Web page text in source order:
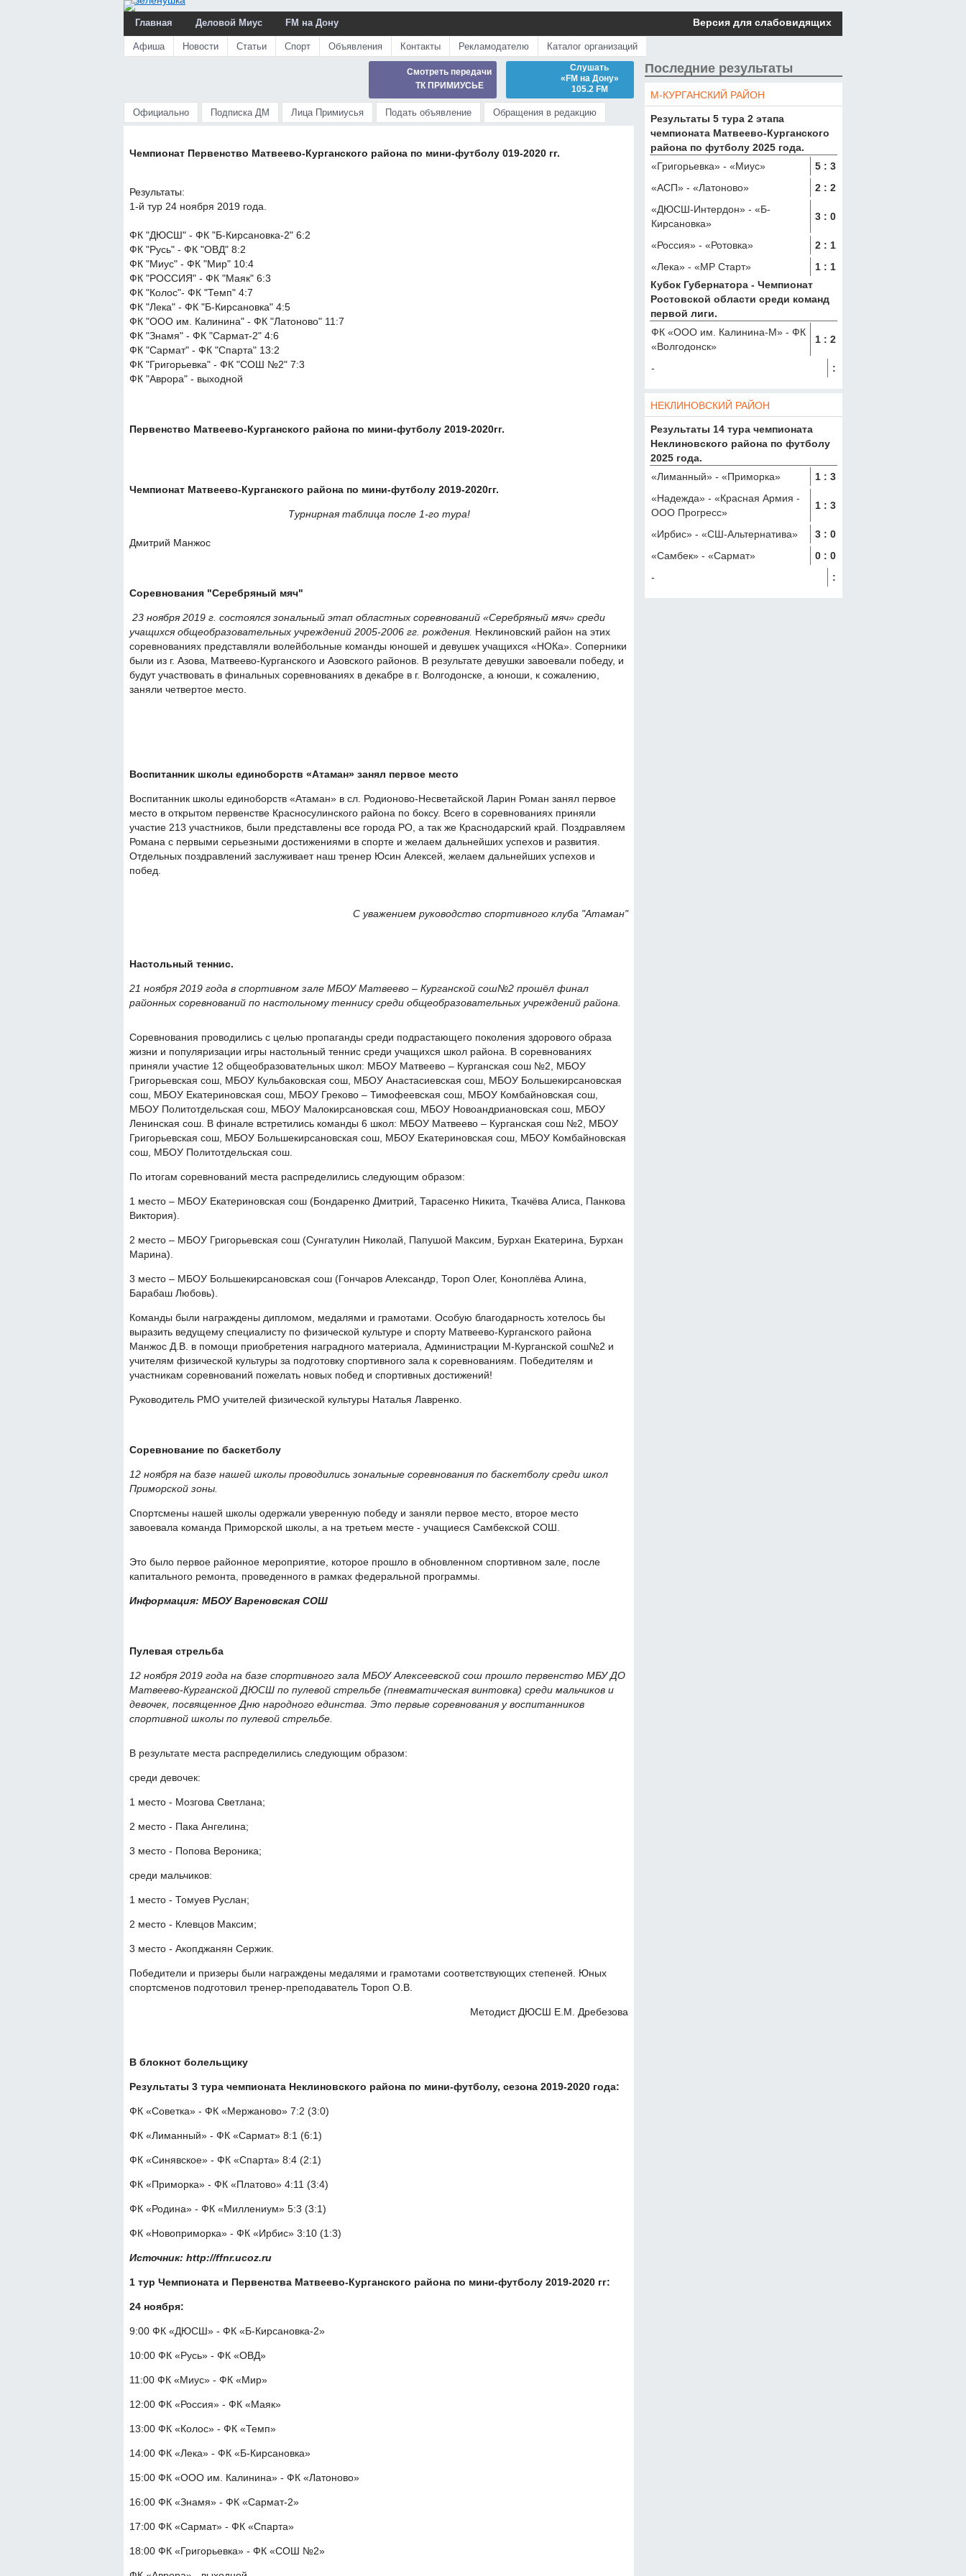
Главная Деловой Миус FM на Дону Версия для слабовидящих
Афиша Новости Статьи Спорт Объявления Контакты Рекламодателю Каталог организаций
Слушать
«FM на Дону»
105.2 FM
Смотреть передачи
ТК ПРИМИУСЬЕ
Официально Подписка ДМ Лица Примиусья Подать объявление Обращения в редакцию
Чемпионат Первенство Матвеево-Курганского района по мини-футболу 019-2020 гг.
Результаты:
1-й тур 24 ноября 2019 года.
ФК "ДЮСШ" - ФК "Б-Кирсановка-2" 6:2
ФК "Русь" - ФК "ОВД" 8:2
ФК "Миус" - ФК "Мир" 10:4
ФК "РОССИЯ" - ФК "Маяк" 6:3
ФК "Колос"- ФК "Темп" 4:7
ФК "Лека" - ФК "Б-Кирсановка" 4:5
ФК "ООО им. Калинина" - ФК "Латоново" 11:7
ФК "Знамя" - ФК "Сармат-2" 4:6
ФК "Сармат" - ФК "Спарта" 13:2
ФК "Григорьевка" - ФК "СОШ №2" 7:3
ФК "Аврора" - выходной
Первенство Матвеево-Курганского района по мини-футболу 2019-2020гг.
Чемпионат Матвеево-Курганского района по мини-футболу 2019-2020гг.
Турнирная таблица после 1-го тура!
Дмитрий Манжос
Соревнования "Серебряный мяч"
23 ноября 2019 г. состоялся зональный этап областных соревнований «Серебряный мяч» среди
учащихся общеобразовательных учреждений 2005-2006 гг. рождения. Неклиновский район на этих
соревнованиях представляли волейбольные команды юношей и девушек учащихся «НОКа». Соперники
были из г. Азова, Матвеево-Курганского и Азовского районов. В результате девушки завоевали победу, и
будут участвовать в финальных соревнованиях в декабре в г. Волгодонске, а юноши, к сожалению,
заняли четвертое место.
Воспитанник школы единоборств «Атаман» занял первое место
Воспитанник школы единоборств «Атаман» в сл. Родионово-Несветайской Ларин Роман занял первое
место в открытом первенстве Красносулинского района по боксу. Всего в соревнованиях приняли
участие 213 участников, были представлены все города РО, а так же Краснодарский край. Поздравляем
Романа с первыми серьезными достижениями в спорте и желаем дальнейших успехов и развития.
Отдельных поздравлений заслуживает наш тренер Юсин Алексей, желаем дальнейших успехов и
побед.
С уважением руководство спортивного клуба "Атаман"
Настольный теннис.
21 ноября 2019 года в спортивном зале МБОУ Матвеево – Курганской сош№2 прошёл финал
районных соревнований по настольному теннису среди общеобразовательных учреждений района.
Соревнования проводились с целью пропаганды среди подрастающего поколения здорового образа
жизни и популяризации игры настольный теннис среди учащихся школ района. В соревнованиях
приняли участие 12 общеобразовательных школ: МБОУ Матвеево – Курганская сош №2, МБОУ
Григорьевская сош, МБОУ Кульбаковская сош, МБОУ Анастасиевская сош, МБОУ Большекирсановская
сош, МБОУ Екатериновская сош, МБОУ Греково – Тимофеевская сош, МБОУ Комбайновская сош,
МБОУ Политотдельская сош, МБОУ Малокирсановская сош, МБОУ Новоандриановская сош, МБОУ
Ленинская сош. В финале встретились команды 6 школ: МБОУ Матвеево – Курганская сош №2, МБОУ
Григорьевская сош, МБОУ Большекирсановская сош, МБОУ Екатериновская сош, МБОУ Комбайновская
сош, МБОУ Политотдельская сош.
По итогам соревнований места распределились следующим образом:
1 место – МБОУ Екатериновская сош (Бондаренко Дмитрий, Тарасенко Никита, Ткачёва Алиса, Панкова
Виктория).
2 место – МБОУ Григорьевская сош (Сунгатулин Николай, Папушой Максим, Бурхан Екатерина, Бурхан
Марина).
3 место – МБОУ Большекирсановская сош (Гончаров Александр, Тороп Олег, Коноплёва Алина,
Барабаш Любовь).
Команды были награждены дипломом, медалями и грамотами. Особую благодарность хотелось бы
выразить ведущему специалисту по физической культуре и спорту Матвеево-Курганского района
Манжос Д.В. в помощи приобретения наградного материала, Администрации М-Курганской сош№2 и
учителям физической культуры за подготовку спортивного зала к соревнованиям. Победителям и
участникам соревнований пожелать новых побед и спортивных достижений!
Руководитель РМО учителей физической культуры Наталья Лавренко.
Соревнование по баскетболу
12 ноября на базе нашей школы проводились зональные соревнования по баскетболу среди школ
Приморской зоны.
Спортсмены нашей школы одержали уверенную победу и заняли первое место, второе место
завоевала команда Приморской школы, а на третьем месте - учащиеся Самбекской СОШ.
Это было первое районное мероприятие, которое прошло в обновленном спортивном зале, после
капитального ремонта, проведенного в рамках федеральной программы.
Информация: МБОУ Вареновская СОШ
Пулевая стрельба
12 ноября 2019 года на базе спортивного зала МБОУ Алексеевской сош прошло первенство МБУ ДО
Матвеево-Курганской ДЮСШ по пулевой стрельбе (пневматическая винтовка) среди мальчиков и
девочек, посвященное Дню народного единства. Это первые соревнования у воспитанников
спортивной школы по пулевой стрельбе.
В результате места распределились следующим образом:
среди девочек:
1 место - Мозгова Светлана;
2 место - Пака Ангелина;
3 место - Попова Вероника;
среди мальчиков:
1 место - Томуев Руслан;
2 место - Клевцов Максим;
3 место - Акопджанян Сержик.
Победители и призеры были награждены медалями и грамотами соответствующих степеней. Юных
спортсменов подготовил тренер-преподаватель Тороп О.В.
Методист ДЮСШ Е.М. Дребезова
В блокнот болельщику
Результаты 3 тура чемпионата Неклиновского района по мини-футболу, сезона 2019-2020 года:
ФК «Советка» - ФК «Мержаново» 7:2 (3:0)
ФК «Лиманный» - ФК «Сармат» 8:1 (6:1)
ФК «Синявское» - ФК «Спарта» 8:4 (2:1)
ФК «Приморка» - ФК «Платово» 4:11 (3:4)
ФК «Родина» - ФК «Миллениум» 5:3 (3:1)
ФК «Новоприморка» - ФК «Ирбис» 3:10 (1:3)
Источник: http://ffnr.ucoz.ru
1 тур Чемпионата и Первенства Матвеево-Курганского района по мини-футболу 2019-2020 гг:
24 ноября:
9:00 ФК «ДЮСШ» - ФК «Б-Кирсановка-2»
10:00 ФК «Русь» - ФК «ОВД»
11:00 ФК «Миус» - ФК «Мир»
12:00 ФК «Россия» - ФК «Маяк»
13:00 ФК «Колос» - ФК «Темп»
14:00 ФК «Лека» - ФК «Б-Кирсановка»
15:00 ФК «ООО им. Калинина» - ФК «Латоново»
16:00 ФК «Знамя» - ФК «Сармат-2»
17:00 ФК «Сармат» - ФК «Спарта»
18:00 ФК «Григорьевка» - ФК «СОШ №2»
Последние результаты
М-КУРГАНСКИЙ РАЙОН
Результаты 5 тура 2 этапа
чемпионата Матвеево-Курганского
района по футболу 2025 года.
«Григорьевка» - «Миус» 5 : 3
«АСП» - «Латоново» 2 : 2
«ДЮСШ-Интердон» - «Б-
Кирсановка»
3 : 0
«Россия» - «Ротовка» 2 : 1
«Лека» - «МР Старт» 1 : 1
Кубок Губернатора - Чемпионат
Ростовской области среди команд
первой лиги.
ФК «ООО им. Калинина-М» - ФК
«Волгодонск»
1 : 2
- :
НЕКЛИНОВСКИЙ РАЙОН
Результаты 14 тура чемпионата
Неклиновского района по футболу
2025 года.
«Лиманный» - «Приморка» 1 : 3
«Надежда» - «Красная Армия -
OOO Прогресс»
1 : 3
«Ирбис» - «СШ-Альтернатива» 3 : 0
«Самбек» - «Сармат» 0 : 0
-
: